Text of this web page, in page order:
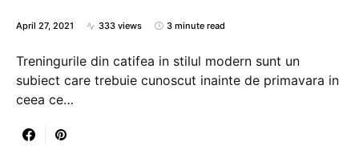
April 27, 2021 333 views 3 minute read
Treningurile din catifea in stilul modern sunt un
subiect care trebuie cunoscut inainte de primavara in
ceea ce…